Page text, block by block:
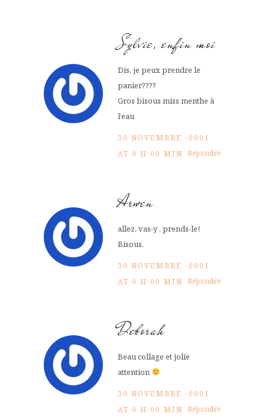
Sylvie, enfin moi
Dis, je peux prendre le
panier????
Gros bisous miss menthe à
l’eau
30 NOVEMBRE -0001
AT 0 H 00 MIN Répondre
Arwen
allez, vas-y , prends-le!
Bisous.
30 NOVEMBRE -0001
AT 0 H 00 MIN Répondre
Deborah
Beau collage et jolie
attention
30 NOVEMBRE -0001
AT 0 H 00 MIN Répondre